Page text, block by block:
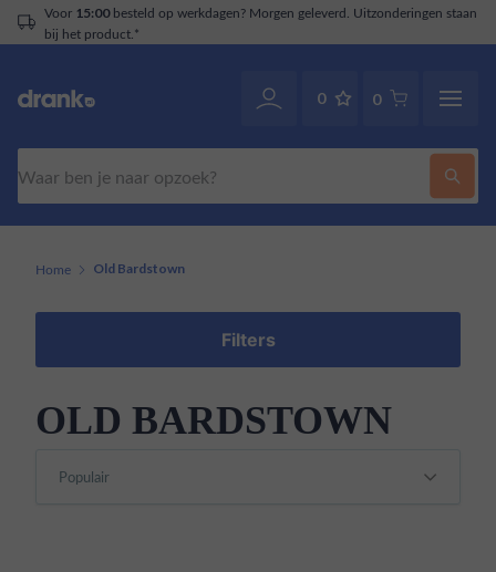
Voor 15:00besteld op werkdagen? Morgen geleverd. Uitzonderingen staan
bij het product.*
0 0
Home Old Bardstown
Filters
OLD BARDSTOWN